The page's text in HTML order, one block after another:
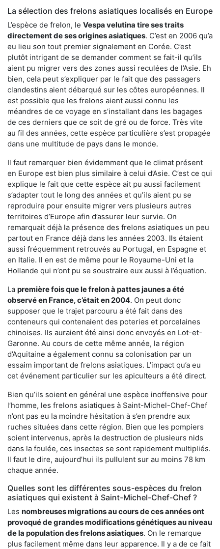
La sélection des frelons asiatiques localisés en Europe
L’espèce de frelon, le Vespa velutina tire ses traits
directement de ses origines asiatiques. C’est en 2006 qu’a
eu lieu son tout premier signalement en Corée. C’est
plutôt intrigant de se demander comment se fait-il qu’ils
aient pu migrer vers des zones aussi reculées de l’Asie. Eh
bien, cela peut s’expliquer par le fait que des passagers
clandestins aient débarqué sur les côtes européennes. Il
est possible que les frelons aient aussi connu les
méandres de ce voyage en s’installant dans les bagages
de ces derniers que ce soit de gré ou de force. Très vite
au fil des années, cette espèce particulière s’est propagée
dans une multitude de pays dans le monde.
Il faut remarquer bien évidemment que le climat présent
en Europe est bien plus similaire à celui d’Asie. C’est ce qui
explique le fait que cette espèce ait pu aussi facilement
s’adapter tout le long des années et qu’ils aient pu se
reproduire pour ensuite migrer vers plusieurs autres
territoires d’Europe afin d’assurer leur survie. On
remarquait déjà la présence des frelons asiatiques un peu
partout en France déjà dans les années 2003. Ils étaient
aussi fréquemment retrouvés au Portugal, en Espagne et
en Italie. Il en est de même pour le Royaume-Uni et la
Hollande qui n’ont pu se soustraire eux aussi à l’équation.
La première fois que le frelon à pattes jaunes a été
observé en France, c’était en 2004. On peut donc
supposer que le trajet parcouru a été fait dans des
conteneurs qui contenaient des poteries et porcelaines
chinoises. Ils auraient été ainsi donc envoyés en Lot-et-
Garonne. Au cours de cette même année, la région
d’Aquitaine a également connu sa colonisation par un
essaim important de frelons asiatiques. L’impact qu’a eu
cet événement particulier sur les apiculteurs a été direct.
Bien qu’ils soient en général une espèce inoffensive pour
l’homme, les frelons asiatiques à Saint-Michel-Chef-Chef
n’ont pas eu la moindre hésitation à s’en prendre aux
ruches situées dans cette région. Bien que les pompiers
soient intervenus, après la destruction de plusieurs nids
dans la foulée, ces insectes se sont rapidement multipliés.
Il faut le dire, aujourd’hui ils pullulent sur au moins 78 km
chaque année.
Quelles sont les différentes sous-espèces du frelon
asiatiques qui existent à Saint-Michel-Chef-Chef ?
Les nombreuses migrations au cours de ces années ont
provoqué de grandes modifications génétiques au niveau
de la population des frelons asiatiques. On le remarque
plus facilement même dans leur apparence. Il y a de ce fait